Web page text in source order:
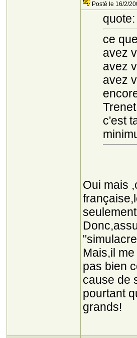
Posté le 16/2/
quote:
ce
avez
avez
avez
c'est
Oui mais
Mais,il
pas bien
cause de
pourtant
grands!